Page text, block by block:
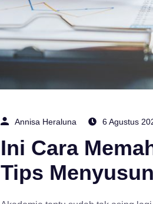
Annisa Heraluna 6 Agustus
Ini Cara
Tips